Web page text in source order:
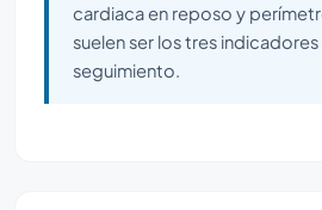
cardiaca en reposo y
suelen ser los tres
seguimiento.